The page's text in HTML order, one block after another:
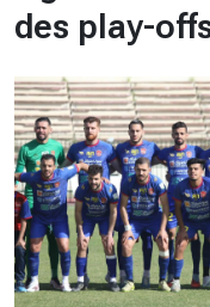
des play-